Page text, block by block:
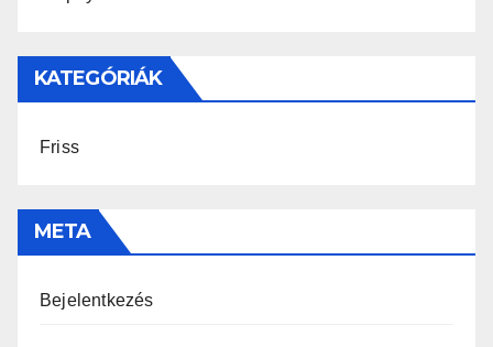
KATEGÓRIÁK
Friss
META
Bejelentkezés